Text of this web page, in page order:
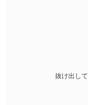
抜け出し